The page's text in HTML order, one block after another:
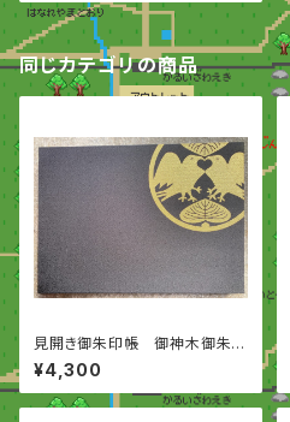
同じカテゴリの商品
見開き御朱印帳 御神木御朱印
入り
¥4,300